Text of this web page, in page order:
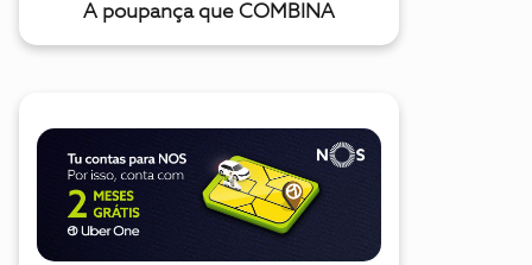
A poupança que COMBINA